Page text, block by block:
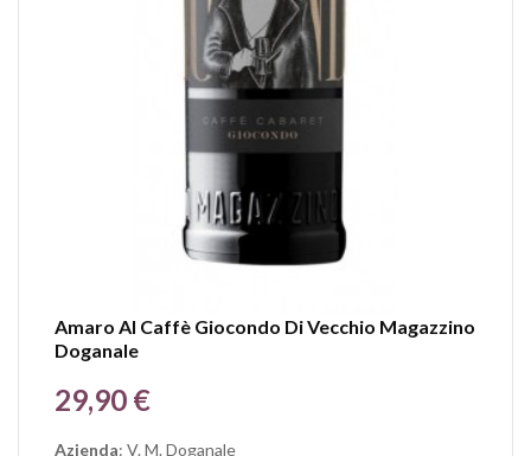
Amaro Al Caffè Giocondo Di Vecchio Magazzino
Doganale
Prezzo
29,90 €
Azienda: V. M. Doganale